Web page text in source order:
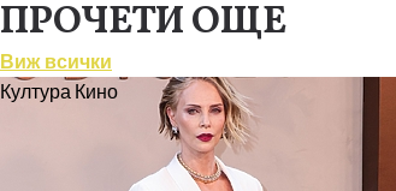
ПРОЧЕТИ ОЩЕ
Виж всички
КултураКино